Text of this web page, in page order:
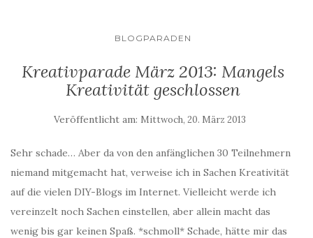
BLOGPARADEN
Kreativparade März 2013: Mangels
Kreativität geschlossen
Veröffentlicht am: Mittwoch, 20. März 2013
Sehr schade… Aber da von den anfänglichen 30 Teilnehmern
niemand mitgemacht hat, verweise ich in Sachen Kreativität
auf die vielen DIY-Blogs im Internet. Vielleicht werde ich
vereinzelt noch Sachen einstellen, aber allein macht das
wenig bis gar keinen Spaß. *schmoll* Schade, hätte mir das